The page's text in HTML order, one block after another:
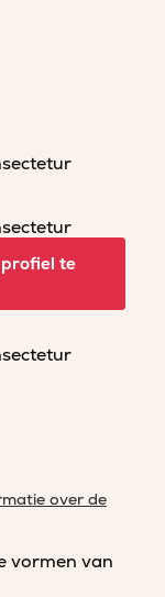
te
over de
vormen van